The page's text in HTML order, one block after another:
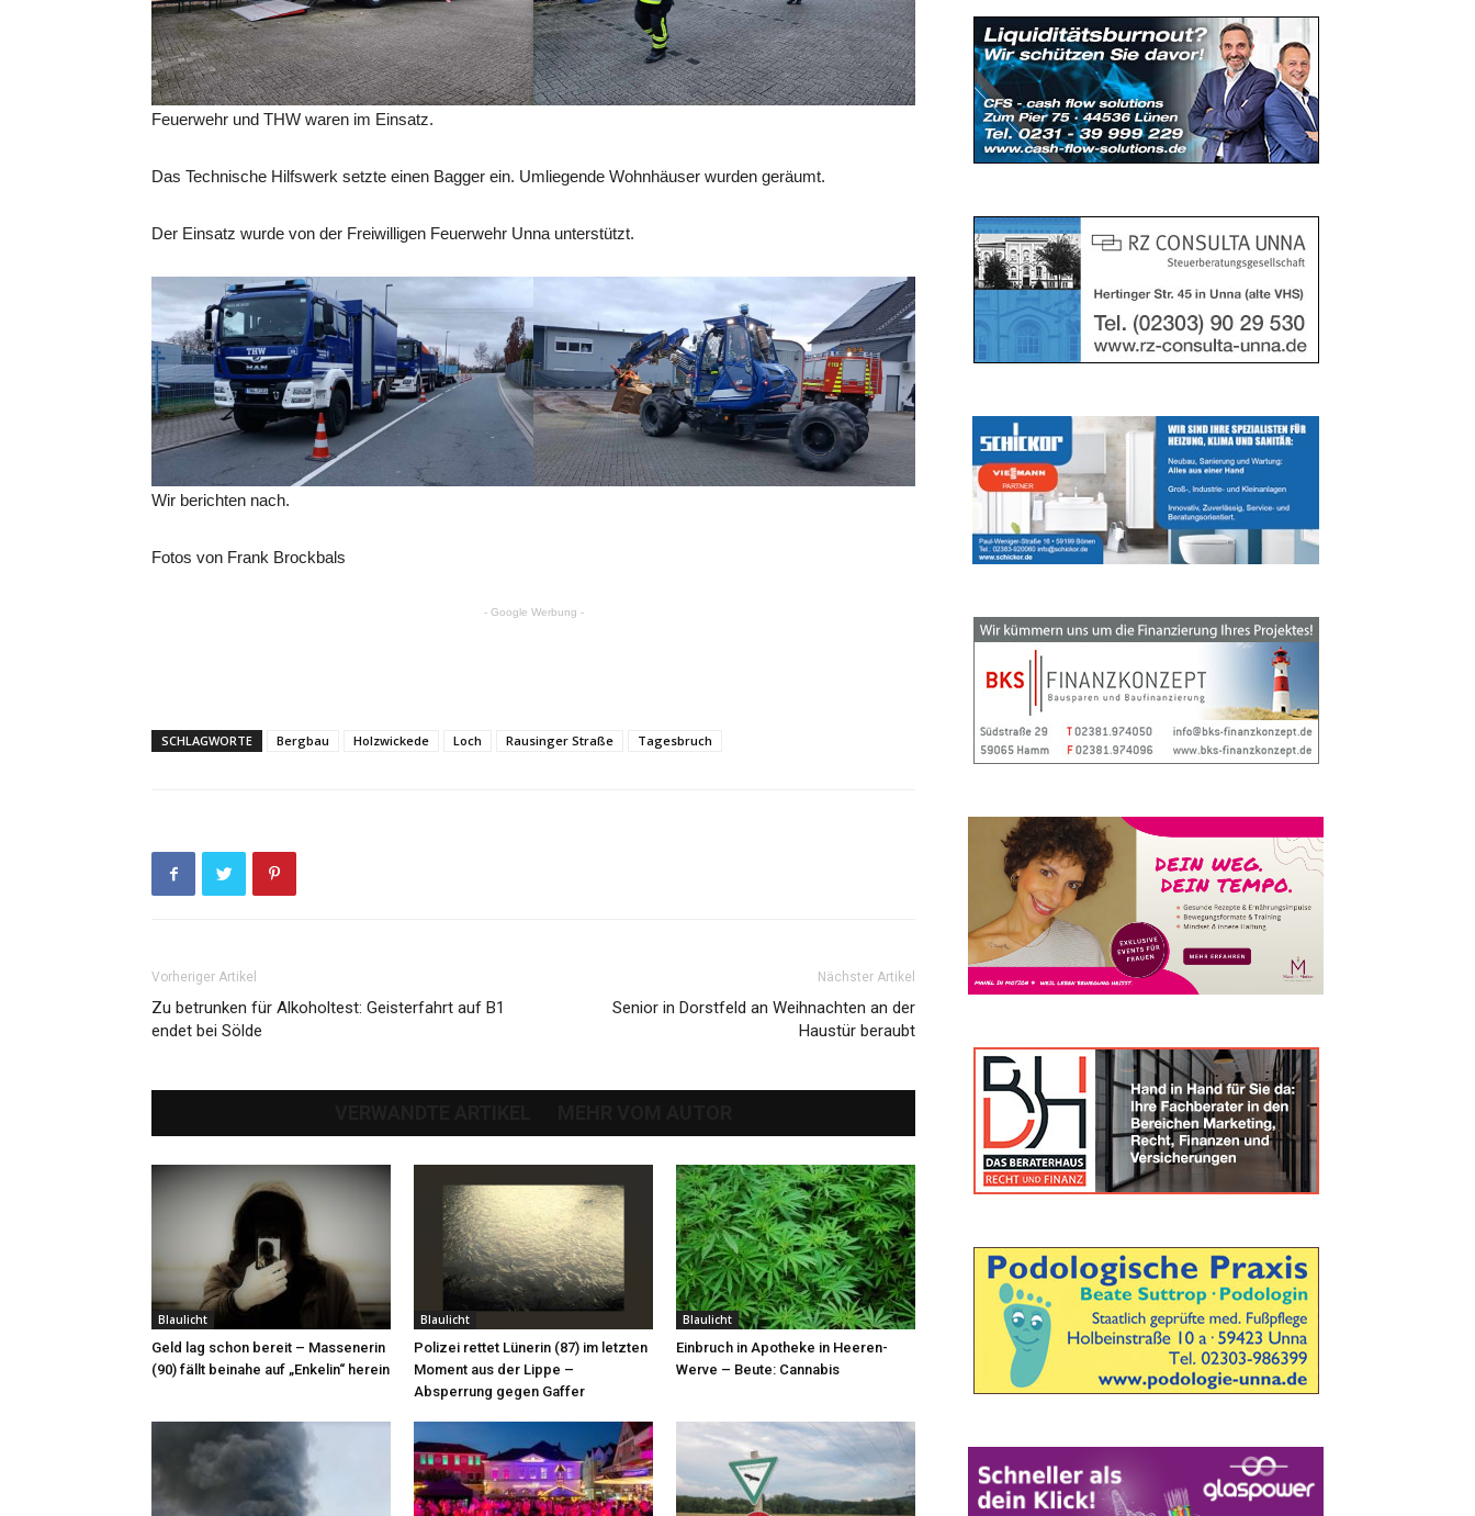
Feuerwehr und THW waren im Einsatz.
Das Technische Hilfswerk setzte einen Bagger ein. Umliegende Wohnhäuser wurden geräumt.
Der Einsatz wurde von der Freiwilligen Feuerwehr Unna unterstützt.
Wir berichten nach.
Fotos von Frank Brockbals
- Google Werbung -
SCHLAGWORTE Bergbau Holzwickede Loch Rausinger Straße Tagesbruch
Vorheriger Artikel
Zu betrunken für Alkoholtest: Geisterfahrt auf B1
endet bei Sölde
Nächster Artikel
Senior in Dorstfeld an Weihnachten an der
Haustür beraubt
Blaulicht
Geld lag schon bereit – Massenerin
(90) fällt beinahe auf „Enkelin“ herein
Blaulicht
Polizei rettet Lünerin (87) im letzten
Moment aus der Lippe –
Absperrung gegen Gaffer
Blaulicht
Einbruch in Apotheke in Heeren-
Werve – Beute: Cannabis